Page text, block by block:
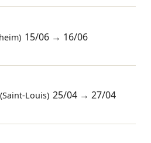
15/06 → 16/06
Louis) 25/04 →27/04